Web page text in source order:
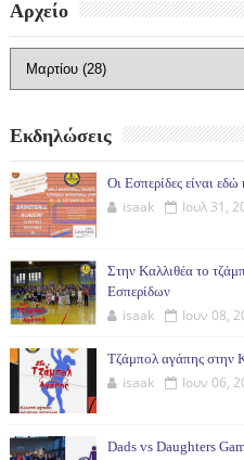
Αρχείο
Εκδηλώσεις
Οι Εσπερίδες είναι
isaak Ιουλ 31,
Στην Καλλιθέα το
Εσπερίδων
isaak Ιουν 08,
Τζάμπολ αγάπης στην
isaak Ιουν 06,
Dads vs Daughters